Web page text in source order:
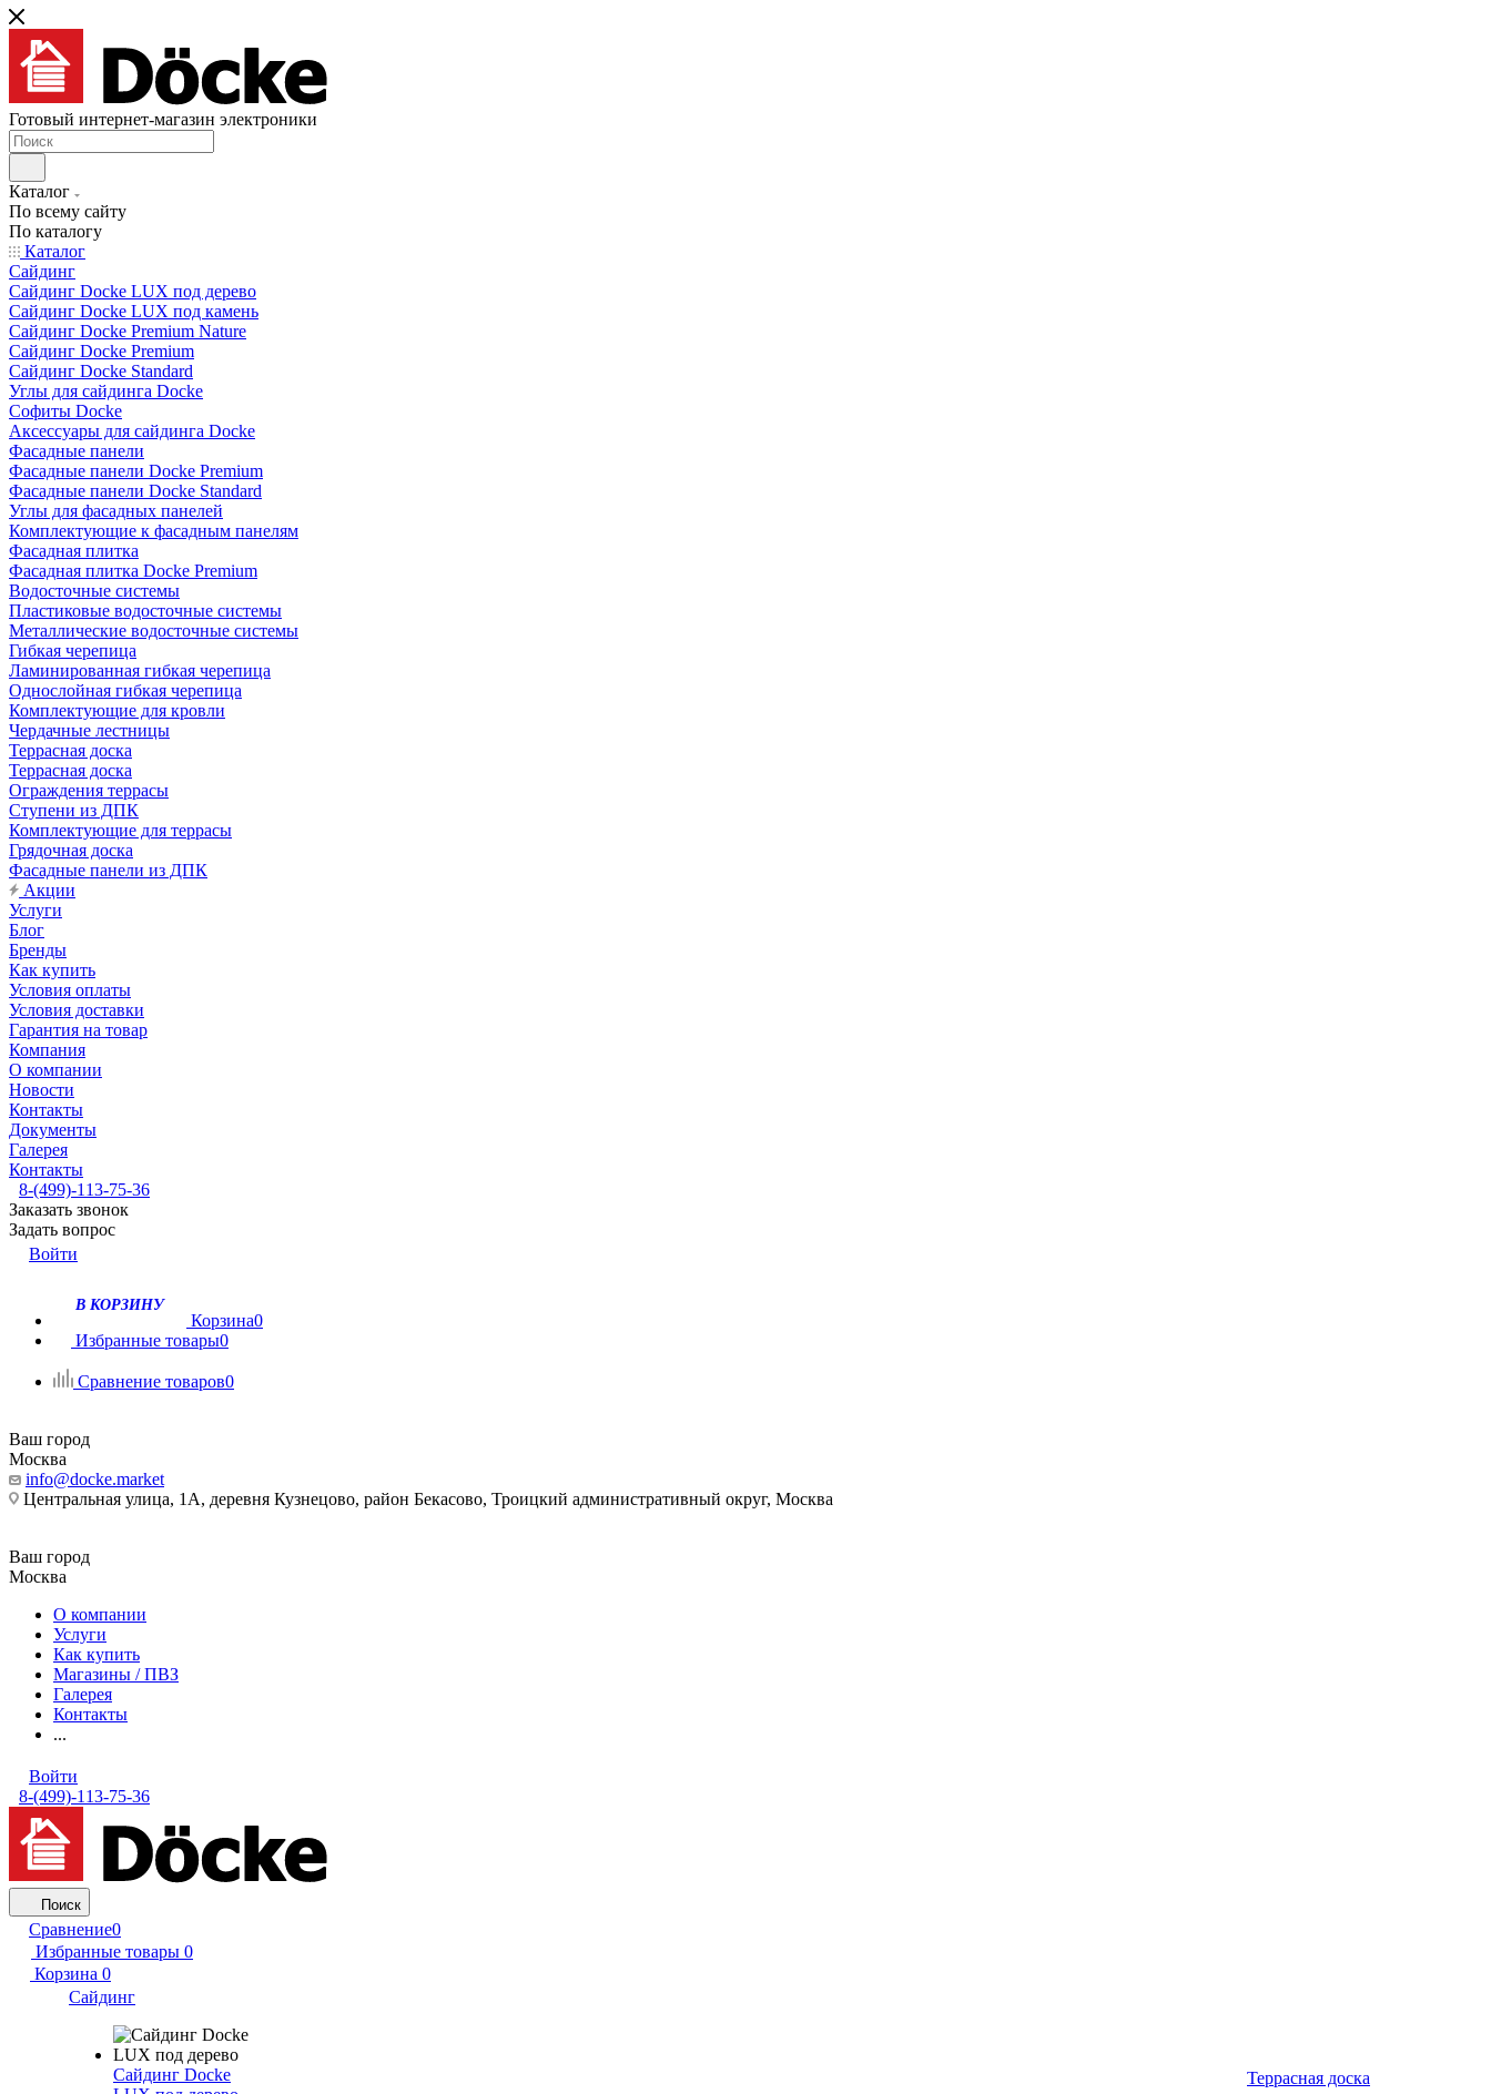
Готовый интернет-магазин электроники
Каталог
По всему сайту
По каталогу
Каталог
Сайдинг
Сайдинг Docke LUX под дерево
Сайдинг Docke LUX под камень
Сайдинг Docke Premium Nature
Сайдинг Docke Premium
Сайдинг Docke Standard
Углы для сайдинга Docke
Софиты Docke
Аксессуары для сайдинга Docke
Фасадные панели
Фасадные панели Docke Premium
Фасадные панели Docke Standard
Углы для фасадных панелей
Комплектующие к фасадным панелям
Фасадная плитка
Фасадная плитка Docke Premium
Водосточные системы
Пластиковые водосточные системы
Металлические водосточные системы
Гибкая черепица
Ламинированная гибкая черепица
Однослойная гибкая черепица
Комплектующие для кровли
Чердачные лестницы
Террасная доска
Террасная доска
Ограждения террасы
Ступени из ДПК
Комплектующие для террасы
Грядочная доска
Фасадные панели из ДПК
Акции
Услуги
Блог
Бренды
Как купить
Условия оплаты
Условия доставки
Гарантия на товар
Компания
О компании
Новости
Контакты
Документы
Галерея
Контакты
8-(499)-113-75-36
Заказать звонок
Задать вопрос
Войти
В КОРЗИНУ
Корзина0
Избранные товары0
Сравнение товаров0
Ваш город
Москва
info@docke.market
Центральная улица, 1А, деревня Кузнецово, район Бекасово, Троицкий административный округ, Москва
Ваш город
Москва
О компании
Услуги
Как купить
Магазины / ПВЗ
Галерея
Контакты
...
Войти
8-(499)-113-75-36
Поиск
Сравнение0
Избранные товары 0
Корзина 0
Сайдинг
Сайдинг Docke
Террасная доска